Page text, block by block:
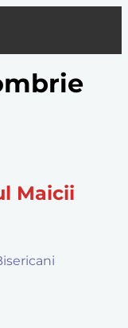
Maicii